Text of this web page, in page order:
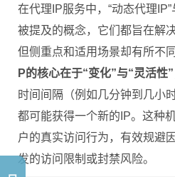
在代理IP服务中，“动态代理
被提及的概念，它们都旨在解
但侧重点和适用场景却有所不
P的核心在于“变化”与“灵活性”
时间间隔（例如几分钟到几小
都可能获得一个新的IP。这种
户的真实访问行为，有效规避
发的访问限制或封禁风险。